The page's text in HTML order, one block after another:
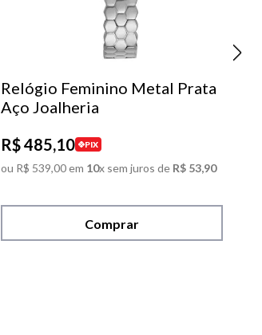
Relógio Feminino Metal Prata
Aço Joalheria
R$485,10 PIX
ou R$ 539,00em 10x sem juros de R$ 53,90
Comprar